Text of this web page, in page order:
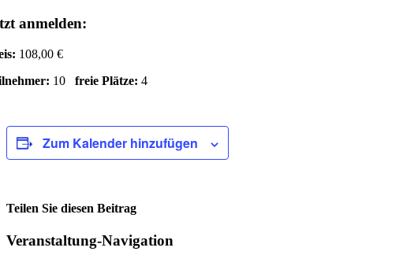
anmelden:
108,00 €
10freie Plätze: 4
Zum Kalender hinzufügen
Teilen Sie diesen Beitrag
Facebook
Veranstaltung-Navigation